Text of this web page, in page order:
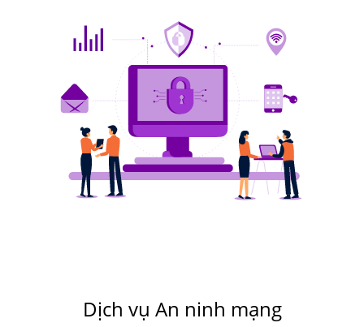
Dịch vụ An ninh mạng